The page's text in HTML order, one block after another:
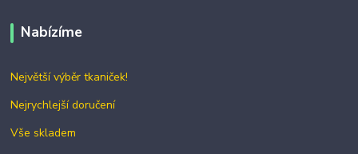
Nabízíme
Největší výběr tkaniček!
Nejrychlejší doručení
Vše skladem